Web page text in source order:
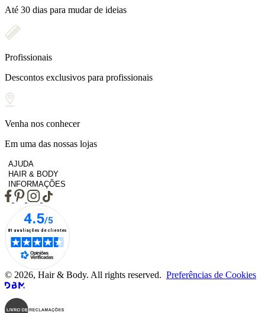
Até 30 dias para mudar de ideias
Profissionais
Descontos exclusivos para profissionais
Venha nos conhecer
Em uma das nossas lojas
AJUDA
HAIR & BODY
INFORMAÇÕES
© 2026, Hair & Body. All rights reserved. Preferências de Cookies